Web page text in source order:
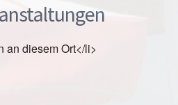
an diesem Ort</li>